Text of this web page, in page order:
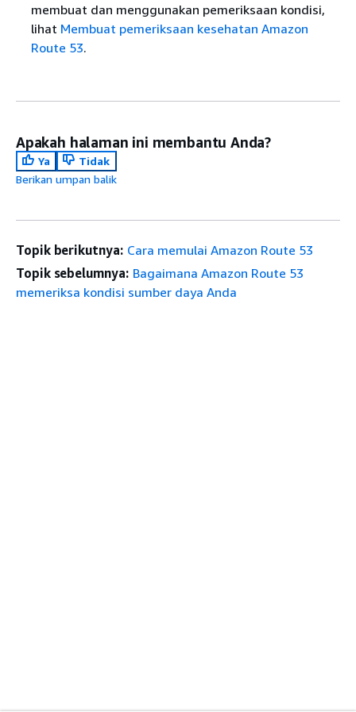
membuat dan menggunakan pemeriksaan kondisi,
lihat Membuat pemeriksaan kesehatan Amazon
Route 53.
Apakah halaman ini membantu Anda?
Ya
Tidak
Berikan umpan balik
Topik berikutnya: Cara memulai Amazon Route 53
Topik sebelumnya: Bagaimana Amazon Route 53
memeriksa kondisi sumber daya Anda